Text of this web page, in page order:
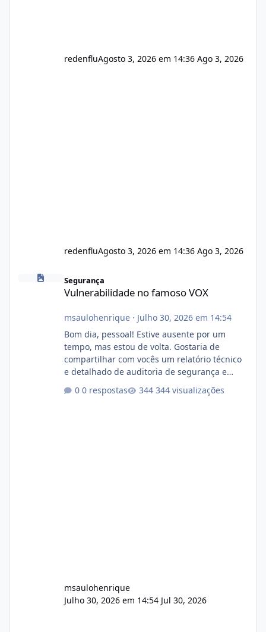
redenfluAgosto 3, 2026 em 14:36 Ago 3, 2026
redenfluAgosto 3, 2026 em 14:36 Ago 3, 2026
Vulnerabilidade no famoso VOX
Segurança
Vulnerabilidade no famoso VOX
msaulohenrique· Julho 30, 2026 em 14:54
Bom dia, pessoal! Estive ausente por um
tempo, mas estou de volta. Gostaria de
compartilhar com vocês um relatório técnico
e detalhado de auditoria de segurança e
conformidade referente ao VOXPANEL (versão
atualmente em circulação e comercialização
0 respostas 344 visualizações
msaulohenrique
Julho 30, 2026 em 14:54 Jul 30, 2026